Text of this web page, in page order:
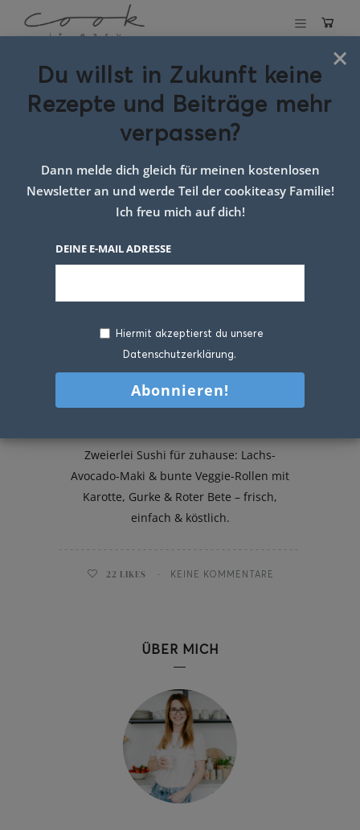
Schlagwort:
bunte Sushi
Variationen
Zweierlei Sushi für zuhause: Lachs-
Avocado-Maki & bunte Veggie-Rollen mit
Karotte, Gurke & Roter Bete – frisch,
einfach & köstlich.
22 LIKES KEINE KOMMENTARE
ÜBER MICH
×
Du willst in Zukunft keine
Rezepte und Beiträge mehr
verpassen?
Dann melde dich gleich für meinen kostenlosen
Newsletter an und werde Teil der cookiteasy Familie!
Ich freu mich auf dich!
DEINE E-MAIL ADRESSE
Hiermit akzeptierst du unsere
Datenschutzerklärung.